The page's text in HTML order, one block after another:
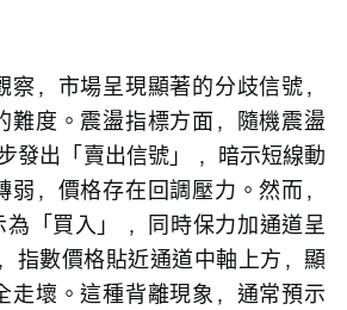
，市場呈現顯著的分歧信號，
難度。震盪指標方面，隨機震盪
發出「賣出信號」 ，暗示短線動
，價格存在回調壓力。然而，
為「買入」 ，同時保力加通道呈
指數價格貼近通道中軸上方，顯
走壞。這種背離現象，通常預示